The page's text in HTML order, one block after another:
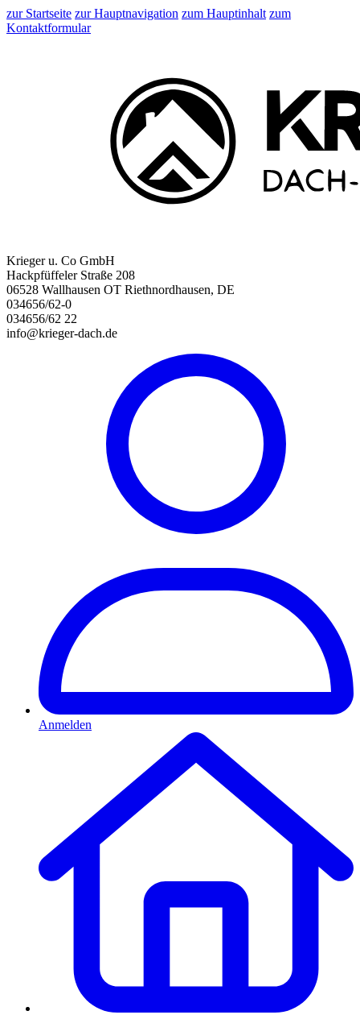
zur Startseite zur Hauptnavigation zum Hauptinhalt zum
Kontaktformular
Krieger u. Co GmbH
Hackpfüffeler Straße 208
06528 Wallhausen OT Riethnordhausen, DE
034656/62-0
034656/62 22
info@krieger-dach.de
Anmelden